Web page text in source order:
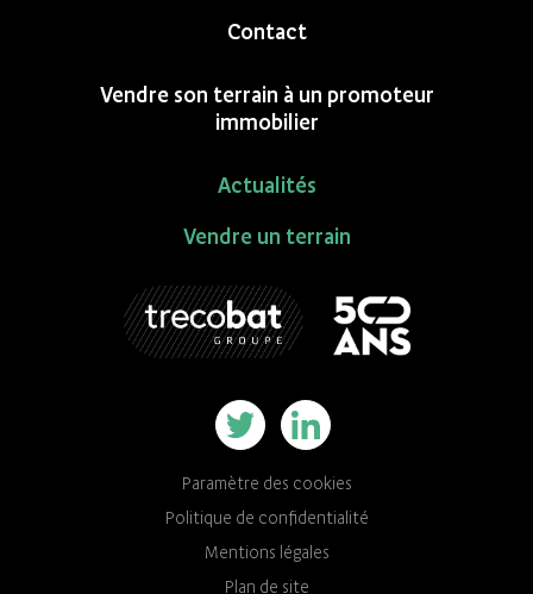
Contact
Vendre son terrain à un promoteur
immobilier
Actualités
Vendre un terrain
Paramètre des cookies
Politique de confidentialité
Mentions légales
Plan de site